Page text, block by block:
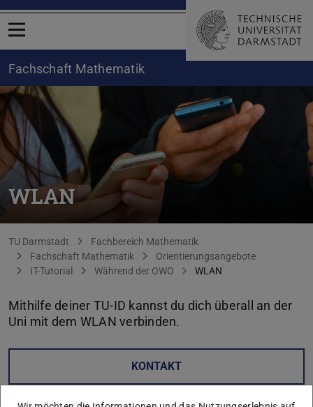
Menü öffnen
Fachschaft Mathematik
WLAN
Sie befinden sich hier:
TU Darmstadt
Fachbereich Mathematik
Fachschaft Mathematik
Orientierungsangebote
IT-Tutorial
Während der OWO WLAN
Mithilfe deiner TU-ID kannst du dich überall an der
Uni mit dem WLAN verbinden.
KONTAKT